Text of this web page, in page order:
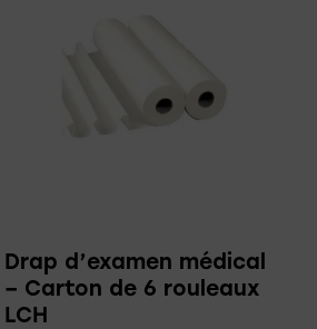
Drap d’examen médical
– Carton de 6 rouleaux
LCH